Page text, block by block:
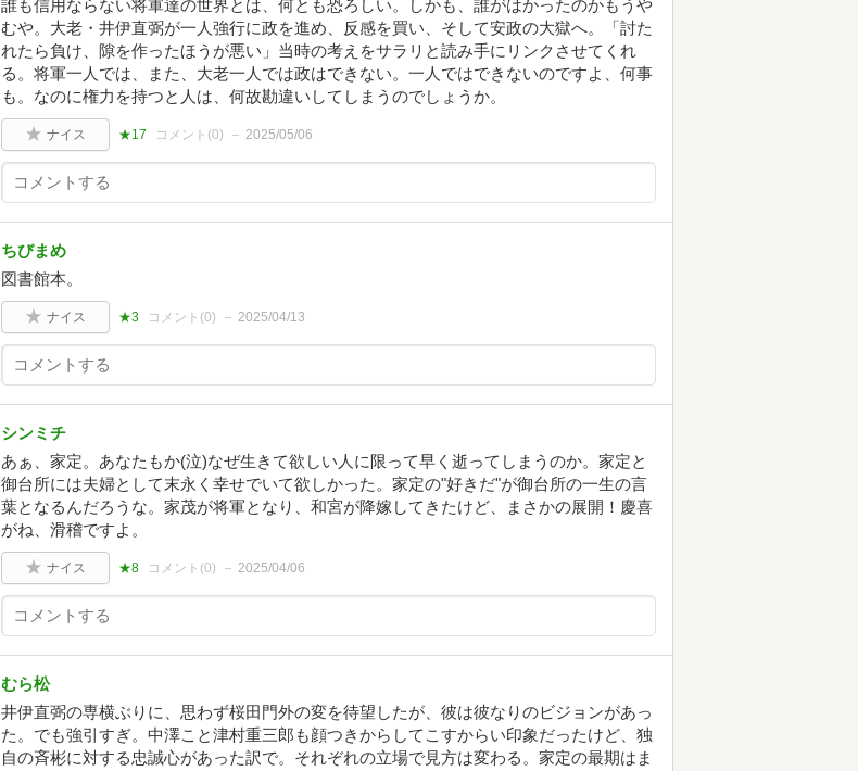
誰も信用ならない将軍達の世界とは、何とも恐ろしい。しかも、誰がはかったのかもうや
むや。大老・井伊直弼が一人強行に政を進め、反感を買い、そして安政の大獄へ。「討た
れたら負け、隙を作ったほうが悪い」当時の考えをサラリと読み手にリンクさせてくれ
る。将軍一人では、また、大老一人では政はできない。一人ではできないのですよ、何事
も。なのに権力を持つと人は、何故勘違いしてしまうのでしょうか。
ナイス ★17 コメント(0) 2025/05/06
ちびまめ
図書館本。
ナイス ★3 コメント(0) 2025/04/13
シンミチ
あぁ、家定。あなたもか(泣)なぜ生きて欲しい人に限って早く逝ってしまうのか。家定と
御台所には夫婦として末永く幸せでいて欲しかった。家定の"好きだ"が御台所の一生の言
葉となるんだろうな。家茂が将軍となり、和宮が降嫁してきたけど、まさかの展開！慶喜
がね、滑稽ですよ。
ナイス ★8 コメント(0) 2025/04/06
むら松
井伊直弼の専横ぶりに、思わず桜田門外の変を待望したが、彼は彼なりのビジョンがあっ
た。でも強引すぎ。中澤こと津村重三郎も顔つきからしてこすからい印象だったけど、独
自の斉彬に対する忠誠心があった訳で。それぞれの立場で見方は変わる。家定の最期はま